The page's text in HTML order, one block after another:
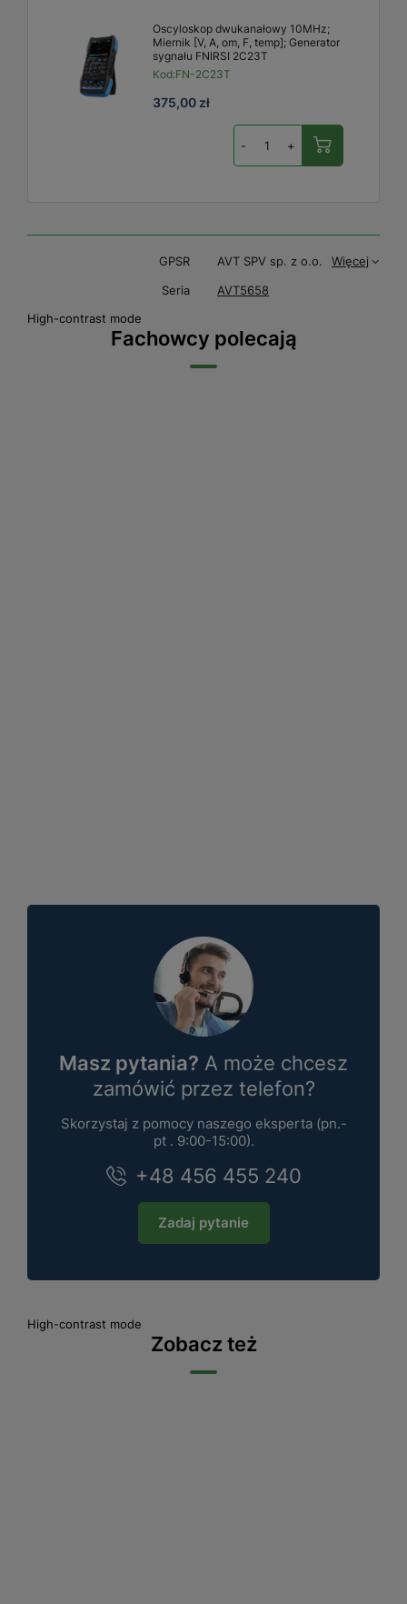
Oscyloskop dwukanałowy 10MHz;
Miernik [V, A, om, F, temp]; Generator
sygnału FNIRSI 2C23T
Kod:FN-2C23T
375,00 zł
- +
GPSR AVT SPV sp. z o.o.
Więcej
Seria
AVT5658
High-contrast mode
Fachowcy polecają
Masz pytania? A może chcesz
zamówić przez telefon?
Skorzystaj z pomocy naszego eksperta (pn.-
pt . 9:00-15:00).
+48 456 455 240
Zadaj pytanie
High-contrast mode
Zobacz też